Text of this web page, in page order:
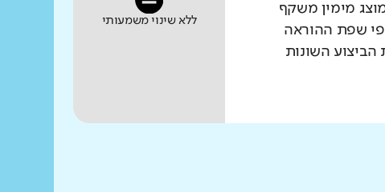
מימין משקף
פי שפת ההוראה
השונות
ללא שינוי משמעותי